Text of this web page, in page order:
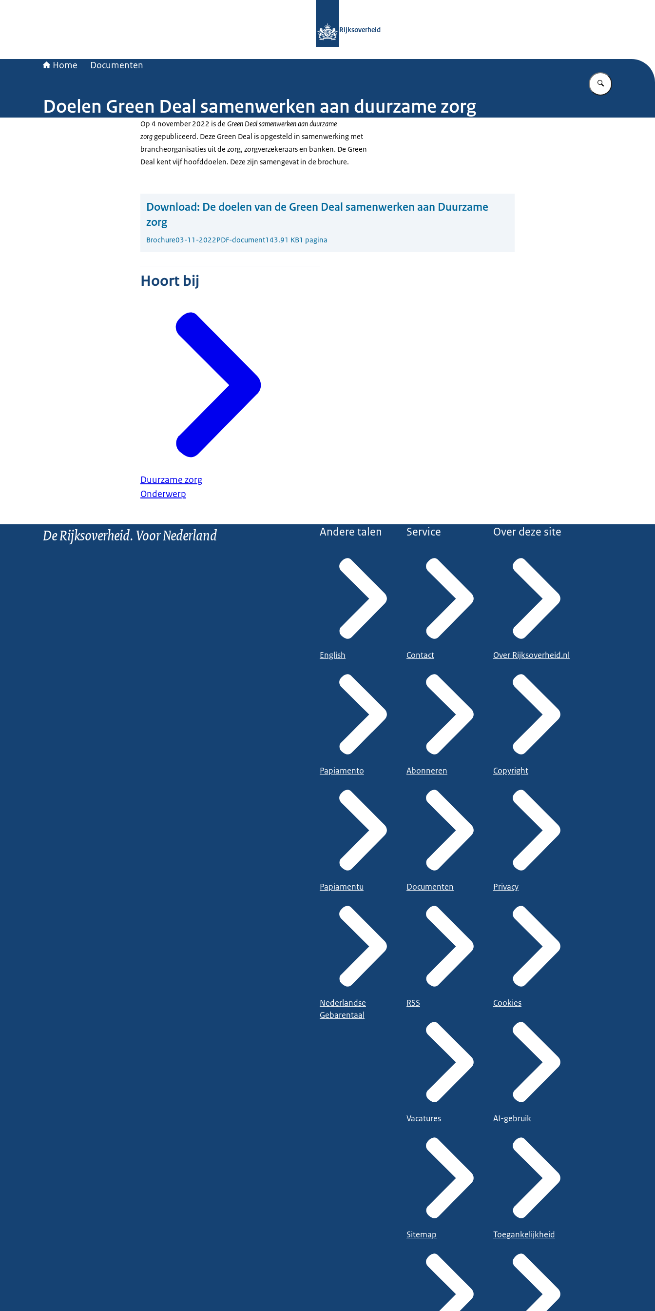
Rijksoverheid
Home Documenten
Vul in wat u
Doelen Green Deal samenwerken aan duurzame zorg
Op 4 november 2022 is de Green Deal samenwerken aan duurzame
zorggepubliceerd. Deze Green Deal is opgesteld in samenwerking met
brancheorganisaties uit de zorg, zorgverzekeraars en banken. De Green
Deal kent vijf hoofddoelen. Deze zijn samengevat in de brochure.
Download: De doelen van de Green Deal samenwerken aan Duurzame
zorg
Brochure03-11-2022PDF-document143.91 KB1 pagina
Hoort bij
Duurzame zorg
Onderwerp
De Rijksoverheid. Voor Nederland Andere talen
English
Papiamento
Papiamentu
Nederlandse
Gebarentaal
Service
Contact
Abonneren
Documenten
RSS
Vacatures
Sitemap
Over deze site
Over Rijksoverheid.nl
Copyright
Privacy
Cookies
AI-gebruik
Toegankelijkheid